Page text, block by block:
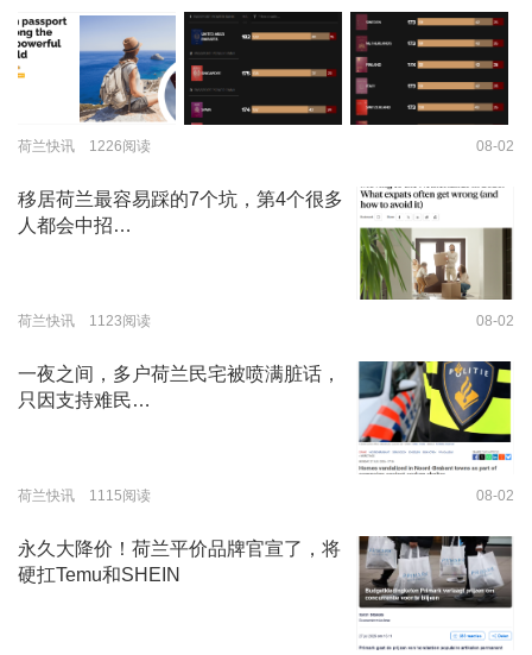
荷兰快讯 1226阅读 08-02
移居荷兰最容易踩的7个坑，第4个很多
人都会中招…
荷兰快讯 1123阅读 08-02
一夜之间，多户荷兰民宅被喷满脏话，
只因支持难民…
荷兰快讯 1115阅读 08-02
永久大降价！荷兰平价品牌官宣了，将
硬扛Temu和SHEIN